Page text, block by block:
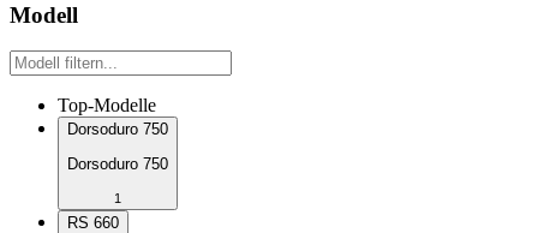
Modell
Top-Modelle
Dorsoduro 750
Dorsoduro 750
1
RS 660